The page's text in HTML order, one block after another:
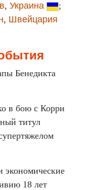
, Украина
;
, Швейцария
Бенедикта
в бою с Корри
титул
18 лет